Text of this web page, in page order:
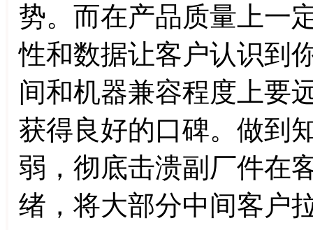
势。而在产品质量上一
性和数据让客户认识到
间和机器兼容程度上要
获得良好的口碑。做到
弱，彻底击溃副厂件在
绪，将大部分中间客户